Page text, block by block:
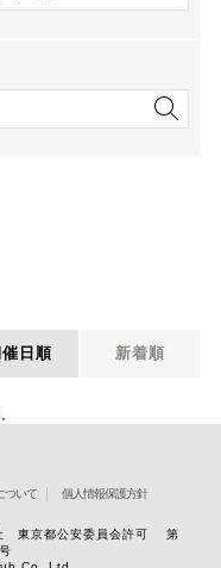
催日順 新着順
ついて 個人情報保護方針
社 東京都公安委員会許可 第